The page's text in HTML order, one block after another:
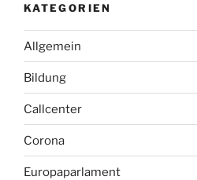
KATEGORIEN
Allgemein
Bildung
Callcenter
Corona
Europaparlament